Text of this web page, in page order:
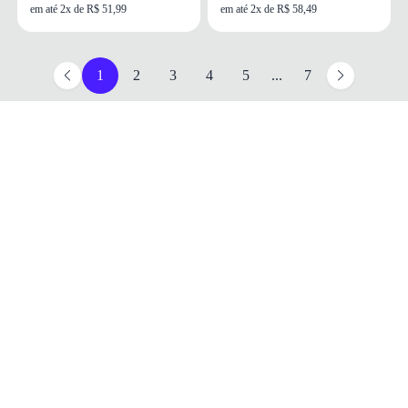
em até 2x de R$ 51,99 em até 2x de R$ 58,49
1 2 3 4 5 ... 7